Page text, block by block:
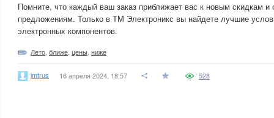
Помните, что каждый ваш заказ приближает вас к новым скидкам и
предложениям. Только в ТМ Электроникс вы найдете лучшие
электронных компонентов.
Лето ближе цены ниже
imtrus 16 апреля 2024, 18:57 528